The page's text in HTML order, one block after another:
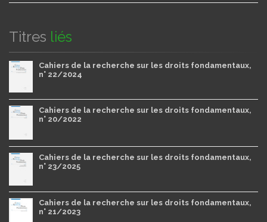
Titres liés
Cahiers de la recherche sur les droits fondamentaux,
n° 22/2024
Cahiers de la recherche sur les droits fondamentaux,
n° 20/2022
Cahiers de la recherche sur les droits fondamentaux,
n° 23/2025
Cahiers de la recherche sur les droits fondamentaux,
n° 21/2023